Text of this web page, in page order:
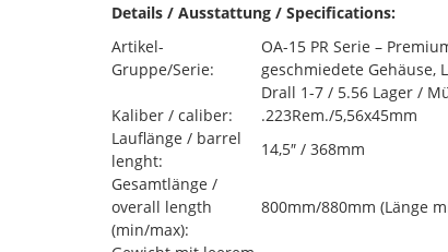
Details / Ausstattung / Specifications:
Artikel-
Gruppe/Serie:
OA-15 PR Serie –
geschmiedete Gehäuse,
Drall 1-7 / 5.56 Lager /
Kaliber / caliber:
.223Rem./5,56x45mm
Lauflänge / barrel
lenght:
14,5″ / 368mm
Gesamtlänge /
overall length
(min/max):
800mm/880mm (Länge